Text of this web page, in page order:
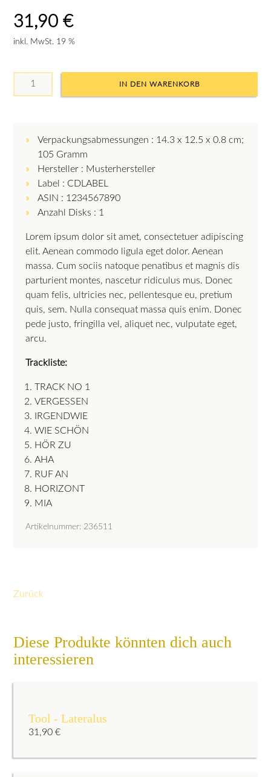
31,90€
inkl. MwSt. 19 %
Verpackungsabmessungen : 14.3 x 12.5 x 0.8 cm;
105 Gramm
Hersteller : Musterhersteller
Label : CDLABEL
ASIN : 1234567890
Anzahl Disks : 1
Lorem ipsum dolor sit amet, consectetuer adipiscing
elit. Aenean commodo ligula eget dolor. Aenean
massa. Cum sociis natoque penatibus et magnis dis
parturient montes, nascetur ridiculus mus. Donec
quam felis, ultricies nec, pellentesque eu, pretium
quis, sem. Nulla consequat massa quis enim. Donec
pede justo, fringilla vel, aliquet nec, vulputate eget,
arcu.
Trackliste:
TRACK NO 1
VERGESSEN
IRGENDWIE
WIE SCHÖN
HÖR ZU
AHA
RUF AN
HORIZONT
MIA
Artikelnummer: 236511
Zurück
Diese Produkte könnten dich auch
interessieren
Tool - Lateralus
31,90€